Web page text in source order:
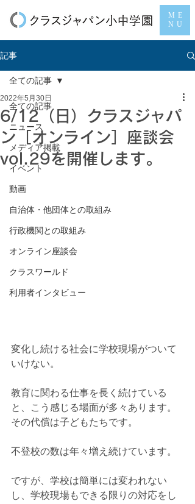
ME
NU
記事
全ての記事
ニュース
メディア掲載
イベント
動画
自治体・他団体との取組み
行政機関との取組み
オンライン座談会
クラスワールド
利用者インタビュー
全ての記事
6/12（日）クラスジャパ
ン［オンライン］座談会
vol.29を開催します。
2022年5月30日
変化し続ける社会に学校現場がついて
いけない。
教育に関わる仕事を長く続けている
と、こう感じる場面が多々あります。
その代償は子どもたちです。
不登校の数は年々増え続けています。
ですが、学校は簡単には変われない
し、学校現場もできる限りの対応をし